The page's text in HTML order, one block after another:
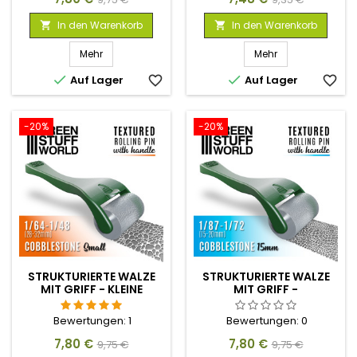
 In den Warenkorb
Mehr
 Auf Lager favorite_border
 In den Warenkorb
Mehr
 Auf Lager favorite_border
-20%
STRUKTURIERTE WALZE
MIT GRIFF - KLEINE
KOPFSTEINPFLASTER
Bewertungen: 1
Preis
7,80 € Verkaufspreis
9,75 €
-20%
STRUKTURIERTE WALZE
MIT GRIFF -
KOPFSTEINPFLASTER
15MM
Bewertungen: 0
Preis
7,80 € Verkaufspreis
9,75 €